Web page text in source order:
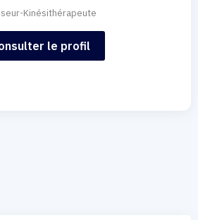
Kinésithérapeute
le profil